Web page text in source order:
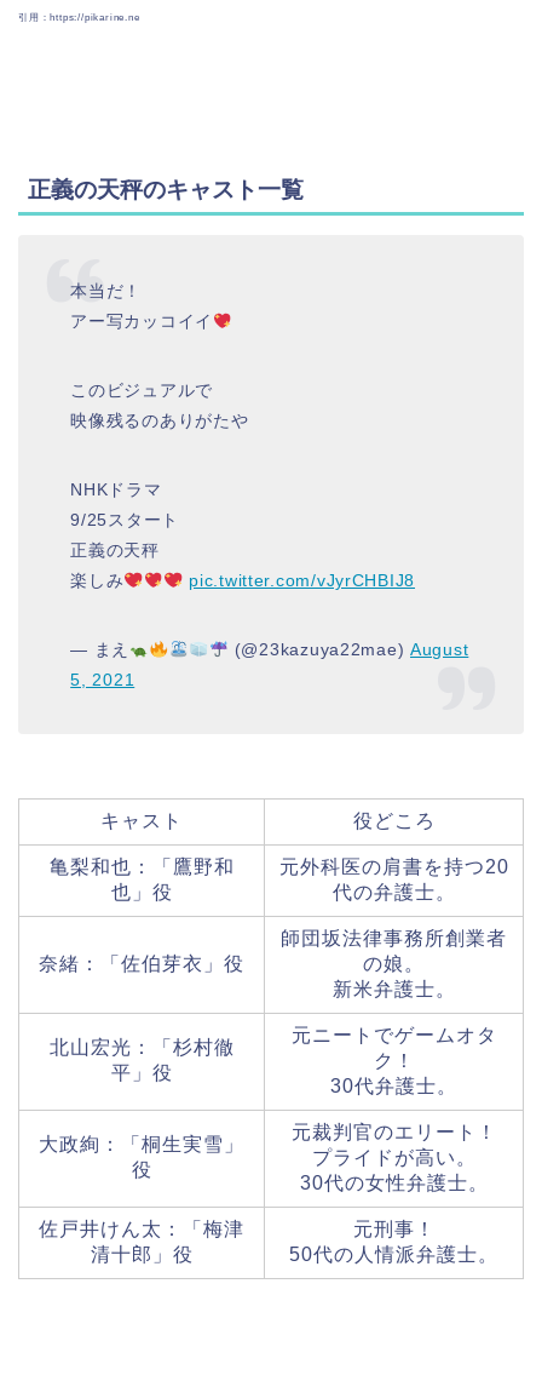
引用：https://pikarine.ne
正義の天秤のキャスト一覧
本当だ！
アー写カッコイイ
このビジュアルで
映像残るのありがたや
NHKドラマ
9/25スタート
正義の天秤
楽しみ
pic.twitter.com/vJyrCHBIJ8
— まえ (@23kazuya22mae) August
5, 2021
キャスト 役どころ
亀梨和也：「鷹野和
也」役
元外科医の肩書を持つ20
代の弁護士。
奈緒：「佐伯芽衣」役
師団坂法律事務所創業者
の娘。
新米弁護士。
北山宏光：「杉村徹
平」役
元ニートでゲームオタ
ク！
30代弁護士。
大政絢：「桐生実雪」
役
元裁判官のエリート！
プライドが高い。
30代の女性弁護士。
佐戸井けん太：「梅津
清十郎」役
元刑事！
50代の人情派弁護士。